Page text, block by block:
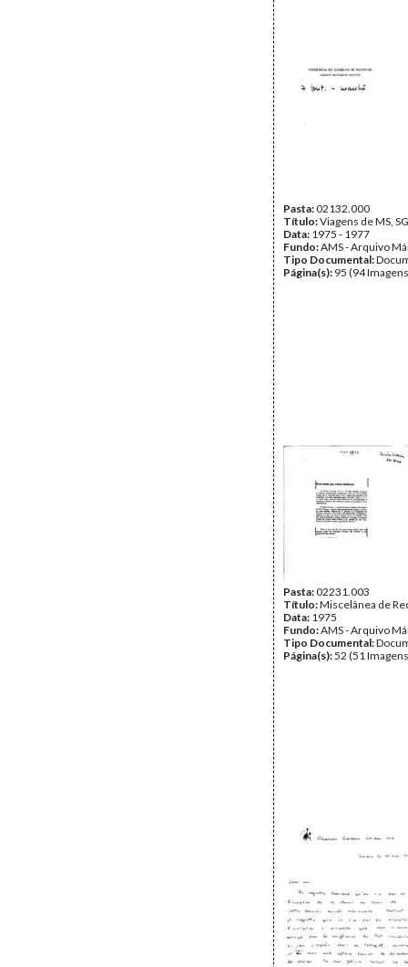
Pasta:02132.000
Título:Viagens de MS,
Data: 1975 - 1977
Fundo:AMS - Arquivo
Tipo Documental:
Página(s): 95 (94
Pasta:02231.003
Título:Miscelânea de
Data: 1975
Fundo:AMS - Arquivo
Tipo Documental:
Página(s):52 (51